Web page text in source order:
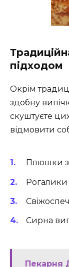
підходом
Окрім
здобну
скуштуєте
відмовити
Плюшки
Сирна
Пекарня